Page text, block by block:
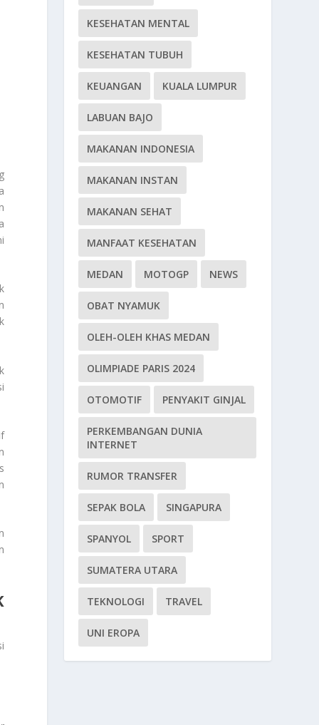
KESEHATAN MENTAL
KESEHATAN TUBUH
KEUANGAN KUALA LUMPUR
LABUAN BAJO
MAKANAN INDONESIA
MAKANAN INSTAN
MAKANAN SEHAT
MANFAAT KESEHATAN
MEDAN MOTOGP NEWS
OBAT NYAMUK
OLEH-OLEH KHAS MEDAN
OLIMPIADE PARIS 2024
OTOMOTIF PENYAKIT GINJAL
PERKEMBANGAN DUNIA
INTERNET
RUMOR TRANSFER
SEPAK BOLA SINGAPURA
SPANYOL SPORT
SUMATERA UTARA
TEKNOLOGI TRAVEL
UNI EROPA